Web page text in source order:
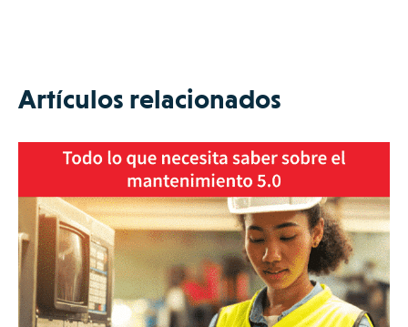
Artículos relacionados